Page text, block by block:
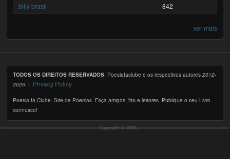
billy brasil
842
ver mais
TODOS OS DIREITOS RESERVADOS: Poesiafaclube e os respectivos autores2012-
2026. | Privacy Policy
Poesia fã Clube. Site de Poemas. Faça amigos, fãs e leitores. Publique o seu Livro
connosco!
Copyright © 2026,